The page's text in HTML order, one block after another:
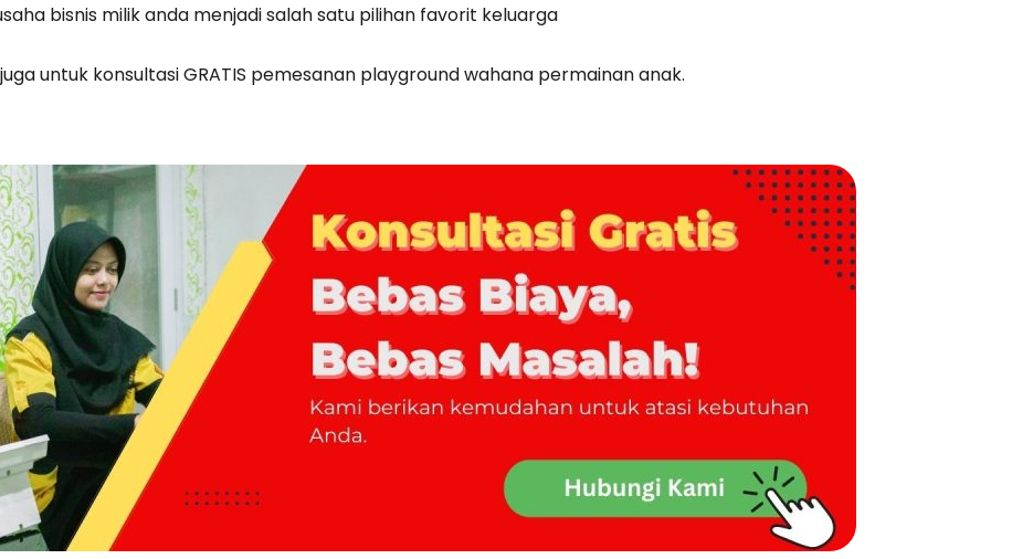
bisnis milik anda menjadi salah satu pilihan favorit keluarga
untuk konsultasi GRATIS pemesanan playground wahana permainan anak.